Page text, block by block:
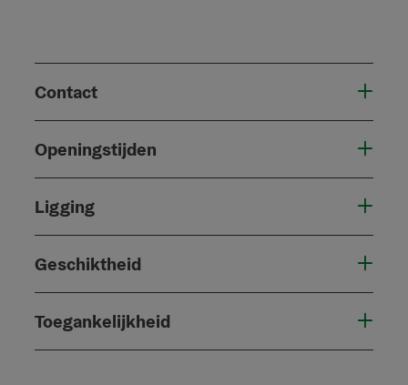
Contact
Openingstijden
Ligging
Geschiktheid
Toegankelijkheid